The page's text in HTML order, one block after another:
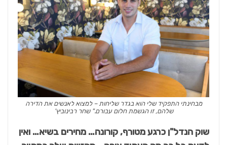
מבחינתי התפקיד שלי הוא בגדר שליחות – למצוא לאנשים את הדירה
שלהם, זו הגשמת חלום עבורם." שחר רבינוביץ'
שוק הנדל"ן כרגע מטורף, קורונה… מחירים בשיא… ואין